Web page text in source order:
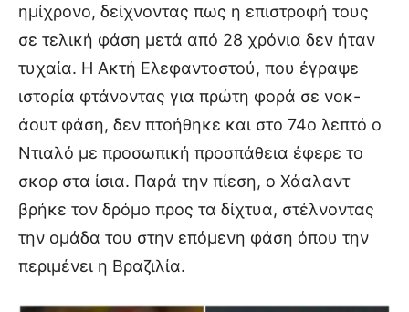
ημίχρονο, δείχνοντας πως η επιστροφή τους
σε τελική φάση μετά από 28 χρόνια δεν ήταν
τυχαία. Η Ακτή Ελεφαντοστού, που έγραψε
ιστορία φτάνοντας για πρώτη φορά σε νοκ-
άουτ φάση, δεν πτοήθηκε και στο 74ο λεπτό ο
Ντιαλό με προσωπική προσπάθεια έφερε το
σκορ στα ίσια. Παρά την πίεση, ο Χάαλαντ
βρήκε τον δρόμο προς τα δίχτυα, στέλνοντας
την ομάδα του στην επόμενη φάση όπου την
περιμένει η Βραζιλία.